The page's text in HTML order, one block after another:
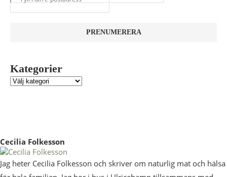
Kategorier
Cecilia Folkesson
Jag heter Cecilia Folkesson och skriver om naturlig mat och hälsa